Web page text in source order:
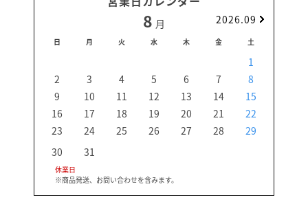
8 月 2026.09
日 月 火 水 木 金 土
1
2
3 4 5 6 7
8
9
10 11 12 13 14
15
16
17 18 19 20 21
22
23
24 25 26 27 28
29
30
31
休業日
※商品発送、お問い合わせを含みます。